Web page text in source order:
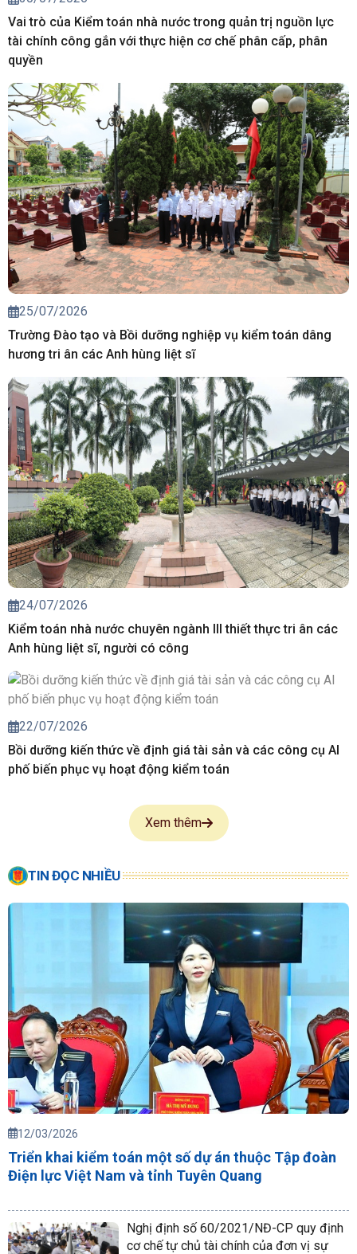
Vai trò của Kiểm toán nhà nước trong quản trị nguồn lực
tài chính công gắn với thực hiện cơ chế phân cấp, phân
quyền
25/07/2026
Trường Đào tạo và Bồi dưỡng nghiệp vụ kiểm toán dâng
hương tri ân các Anh hùng liệt sĩ
24/07/2026
Kiểm toán nhà nước chuyên ngành III thiết thực tri ân các
Anh hùng liệt sĩ, người có công
22/07/2026
Bồi dưỡng kiến thức về định giá tài sản và các công cụ AI
phố biến phục vụ hoạt động kiểm toán
Xem thêm
TIN ĐỌC NHIỀU
12/03/2026
Triển khai kiểm toán một số dự án thuộc Tập đoàn
Điện lực Việt Nam và tỉnh Tuyên Quang
Nghị định số 60/2021/NĐ-CP quy định
cơ chế tự chủ tài chính của đơn vị sự